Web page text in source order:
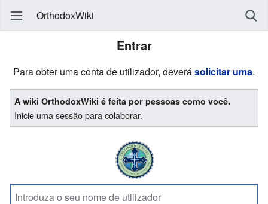
OrthodoxWiki
Entrar
Para obter uma conta de utilizador, deverásolicitar uma.
A wiki OrthodoxWiki é feita por pessoas como você.
Inicie uma sessão para colaborar.